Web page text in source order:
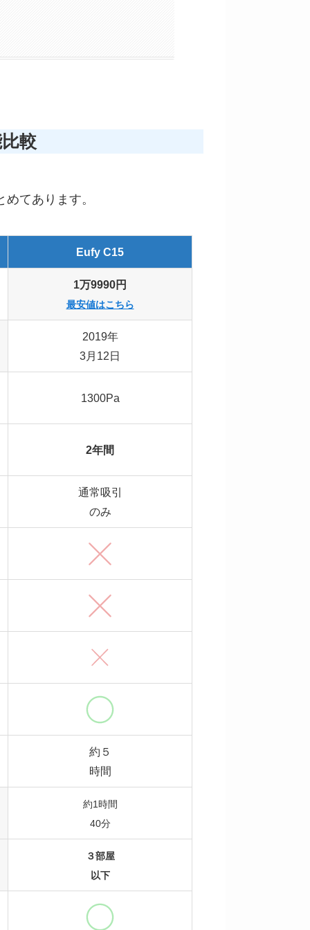
較
てあります。
Eufy C15
1万9990円
最安値はこちら
2019年
3月12日
1300Pa
2年間
通常吸引
のみ
約５
時間
約1時間
40分
３部屋
以下